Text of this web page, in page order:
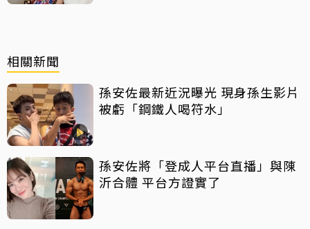
相關新聞
孫安佐最新近況曝光 現身孫生影片
被虧「鋼鐵人喝符水」
孫安佐將「登成人平台直播」與陳
沂合體 平台方證實了